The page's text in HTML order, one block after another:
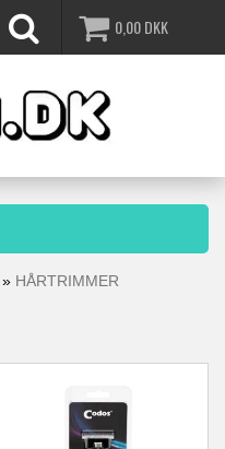
0,00DKK
» HÅRTRIMMER